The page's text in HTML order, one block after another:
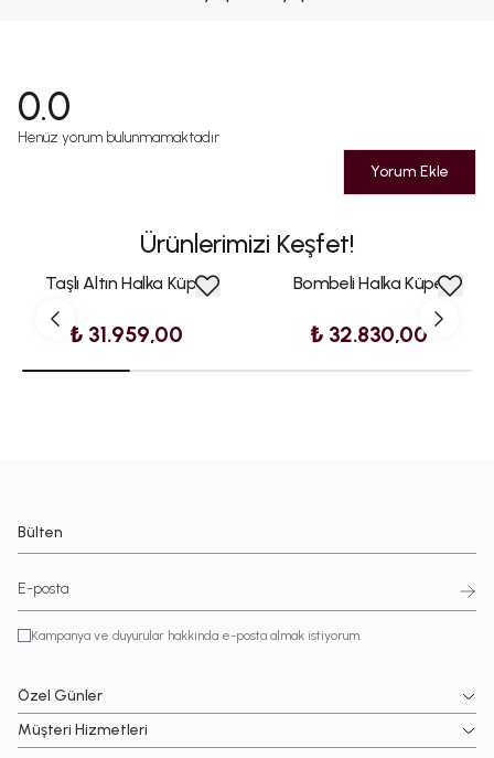
0.0
Henüz yorum bulunmamaktadır
Yorum Ekle
Ürünlerimizi Keşfet!
Taşlı Altın Halka Küpe
₺ 31.959,00
Bombeli Halka Küpe
₺ 32.830,00
Bülten
Kampanya ve duyurular hakkında e-posta almak istiyorum.
Özel Günler
Müşteri Hizmetleri